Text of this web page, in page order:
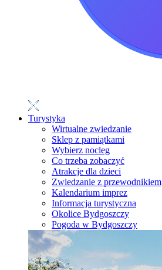
Turystyka
Wirtualne zwiedzanie
Sklep z pamiątkami
Wybierz nocleg
Co trzeba zobaczyć
Atrakcje dla dzieci
Zwiedzanie z przewodnikiem
Kalendarium imprez
Informacja turystyczna
Okolice Bydgoszczy
Pogoda w Bydgoszczy